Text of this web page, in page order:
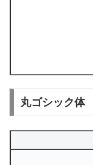
丸ゴシック体